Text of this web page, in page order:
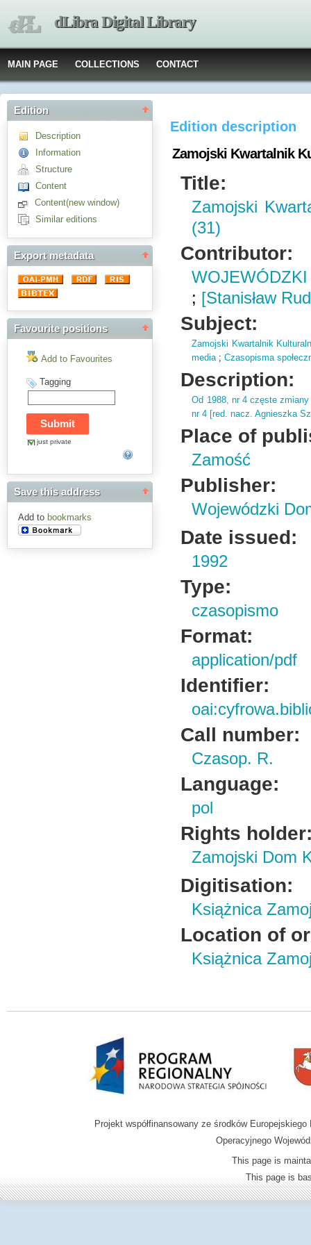
dLibra Digital Library
MAIN PAGE COLLECTIONS CONTACT
Edition
Description
Information
Structure
Content
Content(new window)
Similar editions
Export metadata
Favourite positions
Add to Favourites
Tagging
just private
Save this address
Add to bookmarks
Edition description
Zamojski Kwartalnik
Title:
Zamojski
(31)
Contributor:
; [Stanisław
Subject:
Zamojski Kwartalnik
media;Czasopisma
Description:
Od 1988, nr 4 częste zmiany
nr 4 [red. nacz. Agnieszka
Place of
Zamość
Publisher:
Wojewódzki
Date issued:
1992
Type:
czasopismo
Format:
application/pdf
Identifier:
Call number:
Czasop. R.
Language:
pol
Rights
Zamojski Dom
Digitisation:
Książnica
Location of
Książnica
Projekt współfinansowany ze środków
Operacyjnego
This page is
This page is